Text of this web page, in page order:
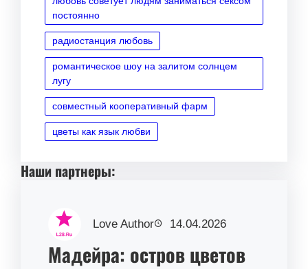
постоянно
радиостанция любовь
романтическое шоу на залитом солнцем
лугу
совместный кооперативный фарм
цветы как язык любви
Наши партнеры:
Love Author 14.04.2026
Мадейра: остров цветов